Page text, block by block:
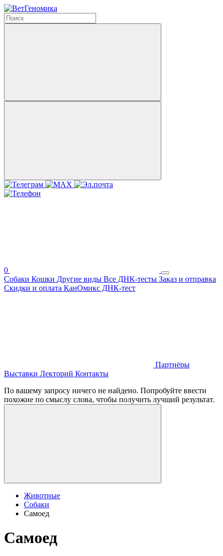
0
Собаки Кошки Другие виды Все ДНК-тесты Заказ и отправка
Скидки и оплата КанОмикс ДНК-тест
Партнёры
Выставки Лекторий Контакты
По вашему запросу ничего не найдено. Попробуйте ввести
похожие по смыслу слова, чтобы получить лучший результат.
Животные
Собаки
Самоед
Самоед